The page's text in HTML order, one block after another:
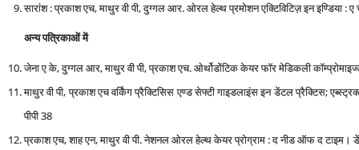
सारांश : प्रकाश एच, माथुर वी पी, दुग्गल आर. ओरल हेल्‍थ प्रमोशन एक्टिविटिज़ इन इण्डिया
अन्‍य पत्रिकाओं में
जेना ए के, दुग्गल आर, माथुर वी पी, प्रकाश एच. ओर्थोडोंटिक केयर फॉर मेडिकली
माथुर वी पी, प्रकाश एच वर्किंग प्रैक्टिसिस एण्‍ड सेफ्टी गाइडलाइंस इन डेंटल प्रैक्टिस;
पीपी 38
प्रकाश एच, शाह एन, माथुर वी पी. नेशनल ओरल हेल्‍थ केयर प्रोग्राम : द नीड ऑफ द टाइम।